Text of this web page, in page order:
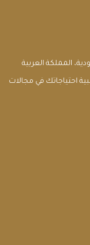
المملكة العربية
احتياجاتك في مجالات